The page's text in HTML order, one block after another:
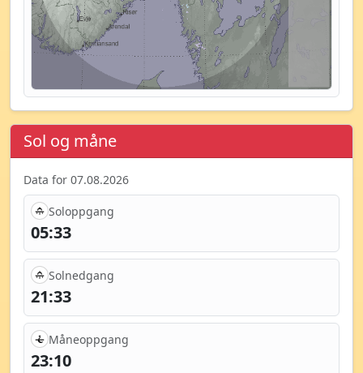
Sol og måne
Data for 07.08.2026
Soloppgang
05:33
Solnedgang
21:33
Måneoppgang
23:10